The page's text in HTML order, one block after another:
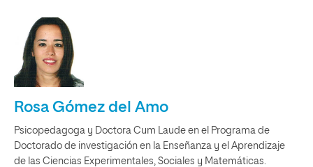
Rosa Gómez del Amo
Psicopedagoga y Doctora Cum Laude en el Programa de
Doctorado de investigación en la Enseñanza y el Aprendizaje
de las Ciencias Experimentales, Sociales y Matemáticas.